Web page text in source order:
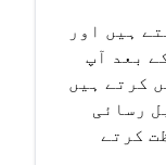
ہیں اور
بعد آپ
کرتے ہیں
رسائی
کرتے